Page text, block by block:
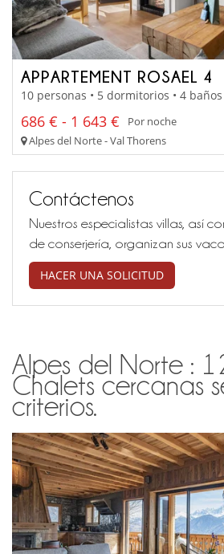
APPARTEMENT ROSAEL 4
10 personas • 5 dormitorios • 4 baños
686 € - 1 643 €
Por noche
Alpes del Norte - Val Thorens
Contáctenos
Nuestros especialistas villas, así
de conserjería, organizan sus
HACER UNA SOLICITUD
Alpes del Norte :
Chalets cercanas
criterios.